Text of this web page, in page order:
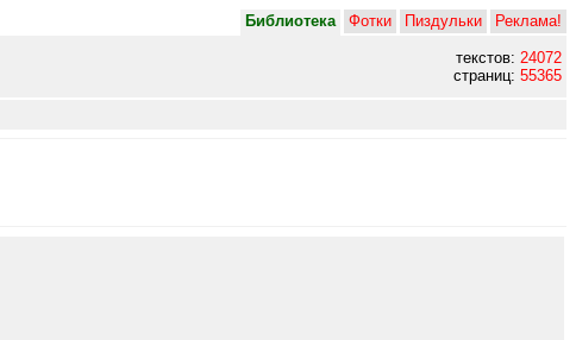
Библиотека Фотки Пиздульки Реклама!
текстов: 24072
страниц: 55365